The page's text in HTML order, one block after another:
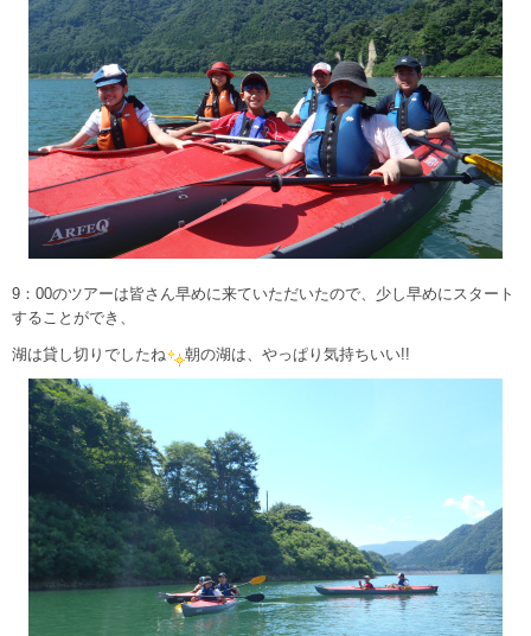
9：00のツアーは皆さん早めに来ていただいたので、少し早めにスタート
することができ、
湖は貸し切りでしたね 朝の湖は、やっぱり気持ちいい!!